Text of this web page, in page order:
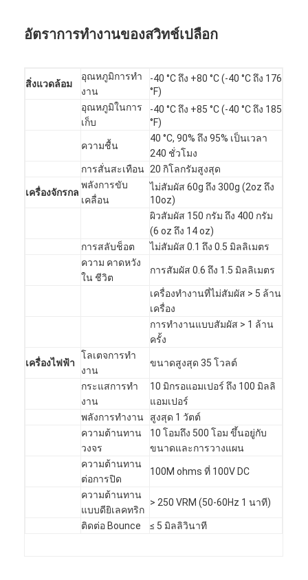
ผนังป้องกันและกระดาษติดตาม
อัตราการทํางานของสวิทช์เปลือก
สิ่งแวดล้อม
อุณหภูมิการทํา
งาน
-40 °C ถึง +80 °C (-40 °C ถึง 176
°F)
อุณหภูมิในการ
เก็บ
-40 °C ถึง +85 °C (-40 °C ถึง 185
°F)
ความชื้น
40 °C, 90% ถึง 95% เป็นเวลา
240 ชั่วโมง
การสั่นสะเทือน 20 กิโลกรัมสูงสุด
เครื่องจักรกล
พลังการขับ
เคลื่อน
ไม่สัมผัส 60g ถึง 300g (2oz ถึง
10oz)
ผิวสัมผัส 150 กรัม ถึง 400 กรัม
(6 oz ถึง 14 oz)
การสลับช็อต
ไม่สัมผัส 0.1 ถึง 0.5 มิลลิเมตร
ความ คาดหวัง
ใน ชีวิต
การสัมผัส 0.6 ถึง 1.5 มิลลิเมตร
เครื่องทํางานที่ไม่สัมผัส > 5 ล้าน
เครื่อง
การทํางานแบบสัมผัส > 1 ล้าน
ครั้ง
เครื่องไฟฟ้า
โลเตจการทํา
งาน
ขนาดสูงสุด 35 โวลต์
กระแสการทํา
งาน
10 มิกรอแอมเปอร์ ถึง 100 มิลลิ
แอมเปอร์
พลังการทํางาน
สูงสุด 1 วัตต์
ความต้านทาน
วงจร
10 โอมถึง 500 โอม ขึ้นอยู่กับ
ขนาดและการวางแผน
ความต้านทาน
ต่อการปิด
100M ohms ที่ 100V DC
ความต้านทาน
แบบดียิเลคทริก
> 250 VRM (50-60Hz 1 นาที)
ติดต่อ Bounce ≤ 5 มิลลิวินาที